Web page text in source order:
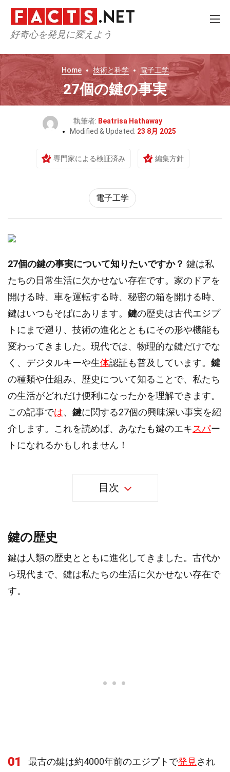
好奇心を発見に変えよう
Home 技術と科学 電子工学
27個の鍵の事実
執筆者: Beatrisa Hathaway
Modified & Updated: 23 8月 2025
専門家による検証済み 編集方針
電子工学
27個の鍵の事実について知りたいですか？ 鍵は私
たちの日常生活に欠かせない存在です。家のドアを
開ける時、車を運転する時、秘密の箱を開ける時、
鍵はいつもそばにあります。 鍵の歴史は古代エジプ
トにまで遡り、技術の進化とともにその形や機能も
変わってきました。現代では、物理的な鍵だけでな
く、デジタルキーや生体認証も普及しています。 鍵
の種類や仕組み、歴史について知ることで、私たち
の生活がどれだけ便利になったかを理解できます。
この記事では、 鍵に関する27個の興味深い事実を紹
介します。これを読めば、あなたも鍵のエキ スパー
トになれるかもしれません！
目次
鍵の歴史
鍵は人類の歴史とともに進化してきました。古代か
ら現代まで、鍵は私たちの生活に欠かせない存在で
す。
01 最古の鍵は約4000年前のエジプトで発見され